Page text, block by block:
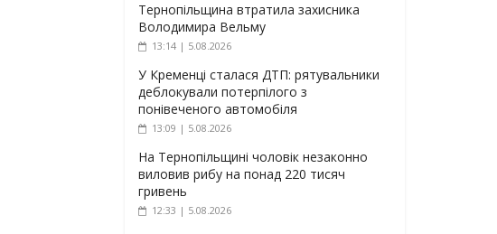
Тернопільщина втратила захисника
Володимира Вельму
13:14 | 5.08.2026
У Кременці сталася ДТП: рятувальники
деблокували потерпілого з
понівеченого автомобіля
13:09 | 5.08.2026
На Тернопільщині чоловік незаконно
виловив рибу на понад 220 тисяч
гривень
12:33 | 5.08.2026